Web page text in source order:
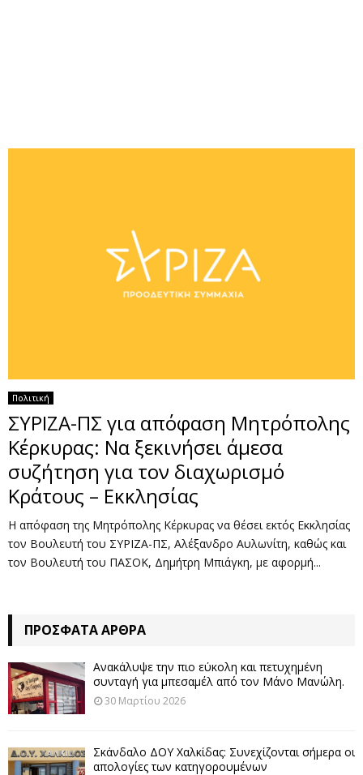
U
Πολιτική
ΣΥΡΙΖΑ-ΠΣ για απόφαση Μητρόπολης
Κέρκυρας: Να ξεκινήσει άμεσα
συζήτηση για τον διαχωρισμό
Κράτους – Εκκλησίας
Η απόφαση της Μητρόπολης Κέρκυρας να θέσει εκτός Εκκλησίας
τον Βουλευτή του ΣΥΡΙΖΑ-ΠΣ, Αλέξανδρο Αυλωνίτη, καθώς και
τον Βουλευτή του ΠΑΣΟΚ, Δημήτρη Μπιάγκη, με αφορμή...
ΠΡΌΣΦΑΤΑ ΆΡΘΡΑ
Ανακάλυψε την πιο εύκολη και πετυχημένη
συνταγή για μπεσαμέλ από τον Μάνο Μανώλη.
30 Μαρτίου 2026
Σκάνδαλο ΔΟΥ Χαλκίδας: Συνεχίζονται σήμερα οι
απολογίες των κατηγορουμένων